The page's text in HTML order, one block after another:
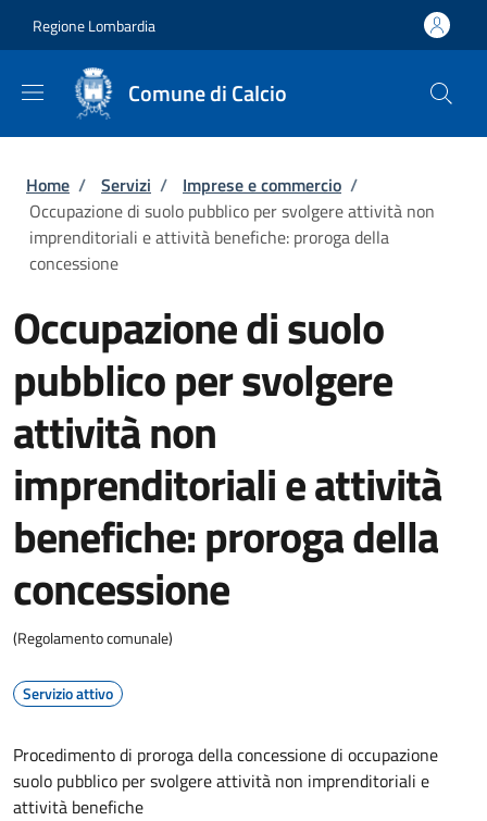
Regione Lombardia
Comune di Calcio
Briciole di pane
Home / Servizi / Imprese e commercio /
Occupazione di suolo pubblico per svolgere attività non
imprenditoriali e attività benefiche: proroga della
concessione
Occupazione di suolo
pubblico per svolgere
attività non
imprenditoriali e attività
benefiche: proroga della
concessione
(Regolamento comunale)
Servizio attivo
Procedimento di proroga della concessione di occupazione
suolo pubblico per svolgere attività non imprenditoriali e
attività benefiche